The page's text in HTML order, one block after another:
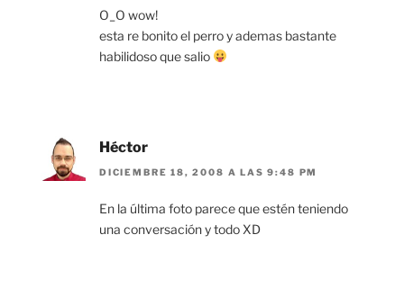
O_O wow!
esta re bonito el perro y ademas bastante
habilidoso que salio
Héctor
DICIEMBRE 18, 2008 A LAS 9:48 PM
En la última foto parece que estén teniendo
una conversación y todo XD